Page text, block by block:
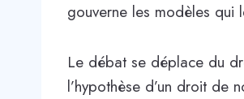
gouverne les modèles qui
Le débat se déplace du
l’hypothèse d’un droit de